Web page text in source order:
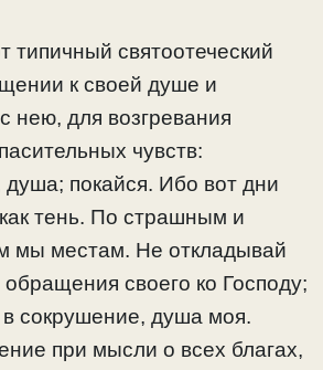
типичный святоотеческий
к своей душе и
нею, для возгревания
чувств:
покайся. Ибо вот дни
тень. По страшным и
мы местам. Не откладывай
своего ко Господу;
сокрушение, душа моя.
при мысли о всех благах,